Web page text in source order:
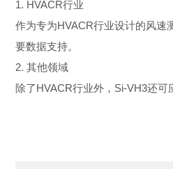
1. HVACR行业
作为专为HVACR行业设计的风速
要数据支持。
2. 其他领域
除了HVACR行业外，Si-VH3还